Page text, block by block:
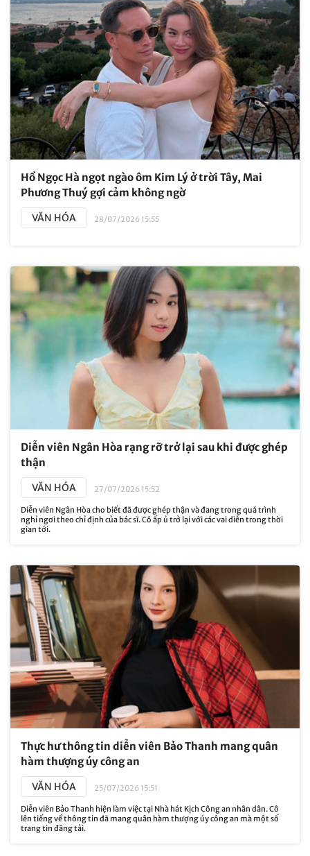
Hồ Ngọc Hà ngọt ngào ôm Kim Lý ở trời Tây, Mai
Phương Thuý gợi cảm không ngờ
VĂN HÓA 28/07/2026 15:55
Diễn viên Ngân Hòa rạng rỡ trở lại sau khi được ghép
thận
VĂN HÓA 27/07/2026 15:52
Diễn viên Ngân Hòa cho biết đã được ghép thận và đang trong quá trình
nghỉ ngơi theo chỉ định của bác sĩ. Cô ấp ủ trở lại với các vai diễn trong thời
gian tới.
Thực hư thông tin diễn viên Bảo Thanh mang quân
hàm thượng úy công an
VĂN HÓA 25/07/2026 15:51
Diễn viên Bảo Thanh hiện làm việc tại Nhà hát Kịch Công an nhân dân. Cô
lên tiếng về thông tin đã mang quân hàm thượng úy công an mà một số
trang tin đăng tải.